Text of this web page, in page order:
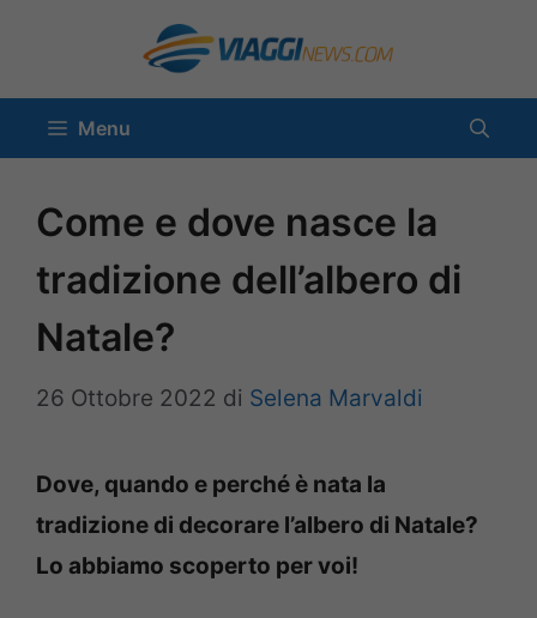
contenuto
Menu
Come e dove nasce la
tradizione dell’albero di
Natale?
26 Ottobre 2022 di Selena Marvaldi
Dove, quando e perché è nata la
tradizione di decorare l’albero di Natale?
Lo abbiamo scoperto per voi!